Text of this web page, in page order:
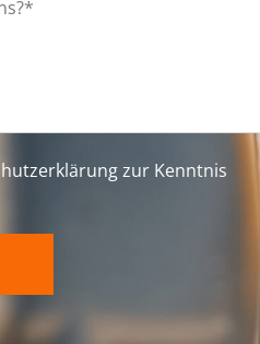
zur Kenntnis